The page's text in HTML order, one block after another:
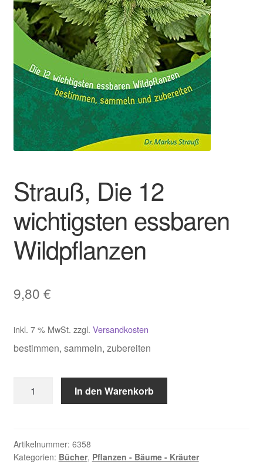
Strauß, Die 12
wichtigsten essbaren
Wildpflanzen
9,80 €
inkl. 7 % MwSt. zzgl. Versandkosten
bestimmen, sammeln, zubereiten
essbaren
Wildpflanzen
In den Warenkorb
Artikelnummer: 6358
Kategorien: Bücher, Pflanzen - Bäume - Kräuter